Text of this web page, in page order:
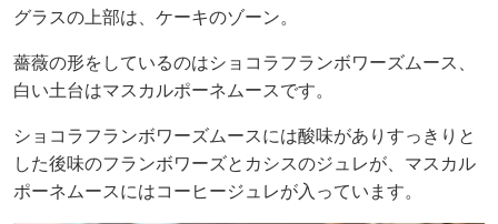
グラスの上部は、ケーキのゾーン。
薔薇の形をしているのはショコラフランボワーズムース、
白い土台はマスカルポーネムースです。
ショコラフランボワーズムースには酸味がありすっきりと
した後味のフランボワーズとカシスのジュレが、マスカル
ポーネムースにはコーヒージュレが入っています。